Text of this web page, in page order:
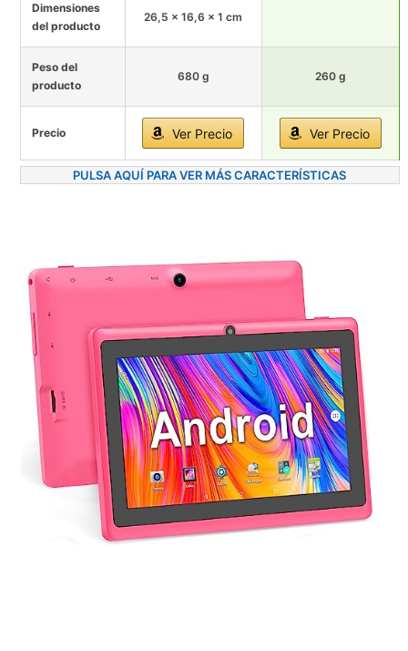
Dimensiones
del producto
26,5 x 16,6 x 1 cm
Peso del
producto
680 g 260 g
Precio Ver Precio Ver Precio
PULSA AQUÍ PARA VER MÁS CARACTERÍSTICAS